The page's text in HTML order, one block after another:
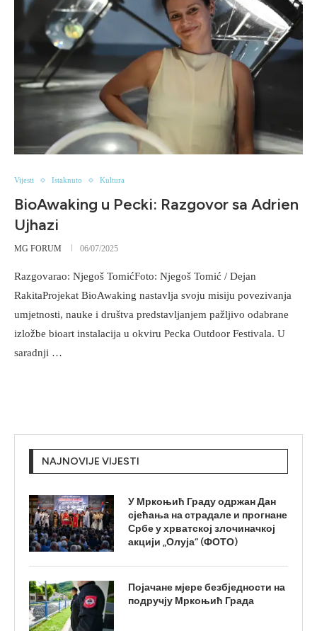
Vijesti Istaknuto Kultura
BioAwaking u Pecki: Razgovor sa Adrien
Ujhazi
MG FORUM 06/07/2025
Razgovarao: Njegoš TomićFoto: Njegoš Tomić / Dejan
RakitaProjekat BioAwaking nastavlja svoju misiju povezivanja
umjetnosti, nauke i društva predstavljanjem pažljivo odabrane
izložbe bioart instalacija u okviru Pecka Outdoor Festivala. U
saradnji …
NAJNOVIJE VIJESTI
У Мркоњић Граду одржан Дан
сјећања на страдале и прогнане
Србе у хрватској злочиначкој
акцији „Олуја“ (ФОТО)
Појачане мјере безбједности на
подручју Мркоњић Града